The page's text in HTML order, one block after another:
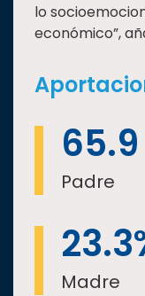
lo
económico”,
65.9
Padre
Madre